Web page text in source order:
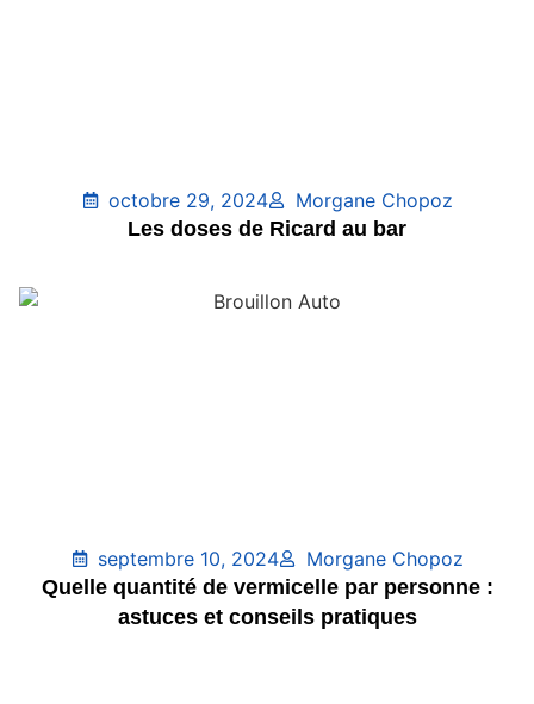
octobre 29, 2024
Morgane Chopoz
Les doses de Ricard au bar
septembre 10, 2024
Morgane Chopoz
Quelle quantité de vermicelle par personne :
astuces et conseils pratiques